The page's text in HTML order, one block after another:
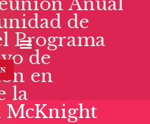
de
Programa
de
en
la
McKnight